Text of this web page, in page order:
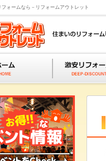
ォームなら－リフォームアウトレット